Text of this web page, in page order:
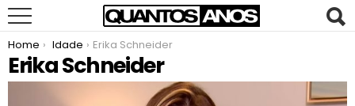
You are here:
Home Idade Erika Schneider
Erika Schneider